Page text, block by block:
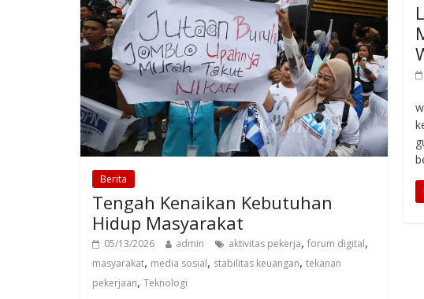
Berita
Tengah Kenaikan Kebutuhan
Hidup Masyarakat
05/13/2026 admin aktivitas pekerja, forum digital,
masyarakat, media sosial, stabilitas keuangan, tekanan
pekerjaan, Teknologi